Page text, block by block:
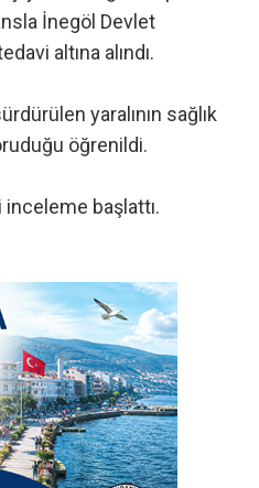
İnegöl Devlet
altına alındı.
yaralının sağlık
öğrenildi.
başlattı.